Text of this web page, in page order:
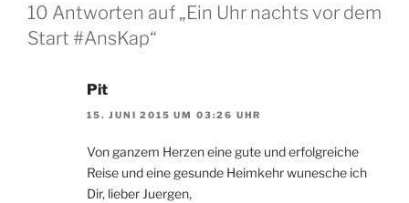
10 Antworten auf „Ein Uhr nachts vor dem
Start #AnsKap“
Pit
15. JUNI 2015 UM 03:26 UHR
Von ganzem Herzen eine gute und erfolgreiche
Reise und eine gesunde Heimkehr wunesche ich
Dir, lieber Juergen,